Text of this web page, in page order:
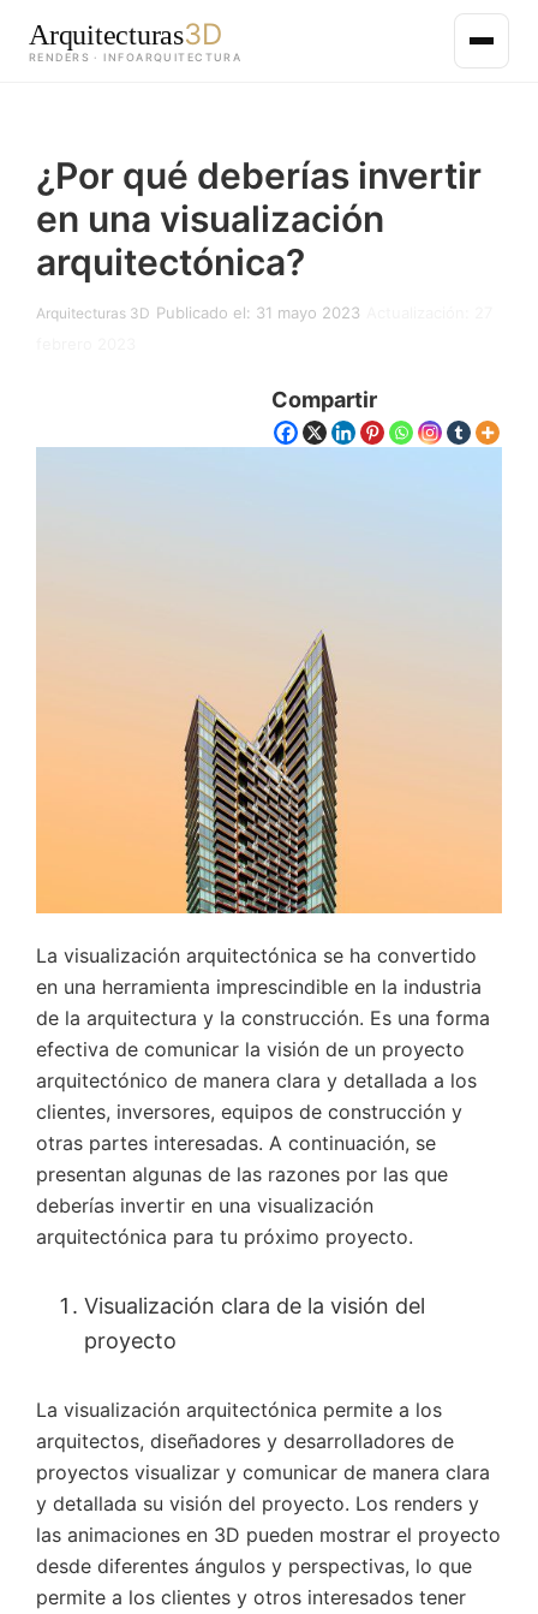
Arquitecturas3D
RENDERS · INFOARQUITECTURA
contenido
principal
¿Por qué deberías invertir
en una visualización
arquitectónica?
Arquitecturas 3D Publicado el: 31 mayo 2023
Compartir
La visualización arquitectónica se ha convertido
en una herramienta imprescindible en la industria
de la arquitectura y la construcción. Es una forma
efectiva de comunicar la visión de un proyecto
arquitectónico de manera clara y detallada a los
clientes, inversores, equipos de construcción y
otras partes interesadas. A continuación, se
presentan algunas de las razones por las que
deberías invertir en una visualización
arquitectónica para tu próximo proyecto.
Visualización clara de la visión del
proyecto
La visualización arquitectónica permite a los
arquitectos, diseñadores y desarrolladores de
proyectos visualizar y comunicar de manera clara
y detallada su visión del proyecto. Los renders y
las animaciones en 3D pueden mostrar el proyecto
desde diferentes ángulos y perspectivas, lo que
permite a los clientes y otros interesados tener